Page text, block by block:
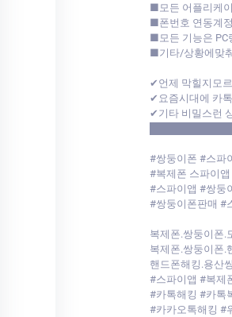
■모든 어플리케
■폰번호 연동계
■모든 기능은 PC
■기타/상황에맞
✔언제 막힐지모
✔요즘시대에 카
✔기타 비밀스런
#쌍둥이폰 #스파
#복제폰 스파이
#스파이앱 #쌍둥
#쌍둥이폰판매 #
복제폰.쌍둥이폰.
복제폰.쌍둥이폰.
핸드폰해킹.용산
#스파이앱 #복제
#카톡해킹 #카톡
#카카오톡해킹 #